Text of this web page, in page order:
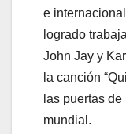
e
logrado
John Jay y
la canción
las puertas
mundial.